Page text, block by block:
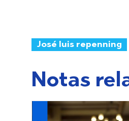
José luis repenning
Notas